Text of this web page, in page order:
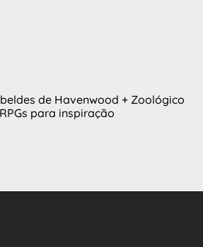
de Havenwood + Zoológico
para inspiração